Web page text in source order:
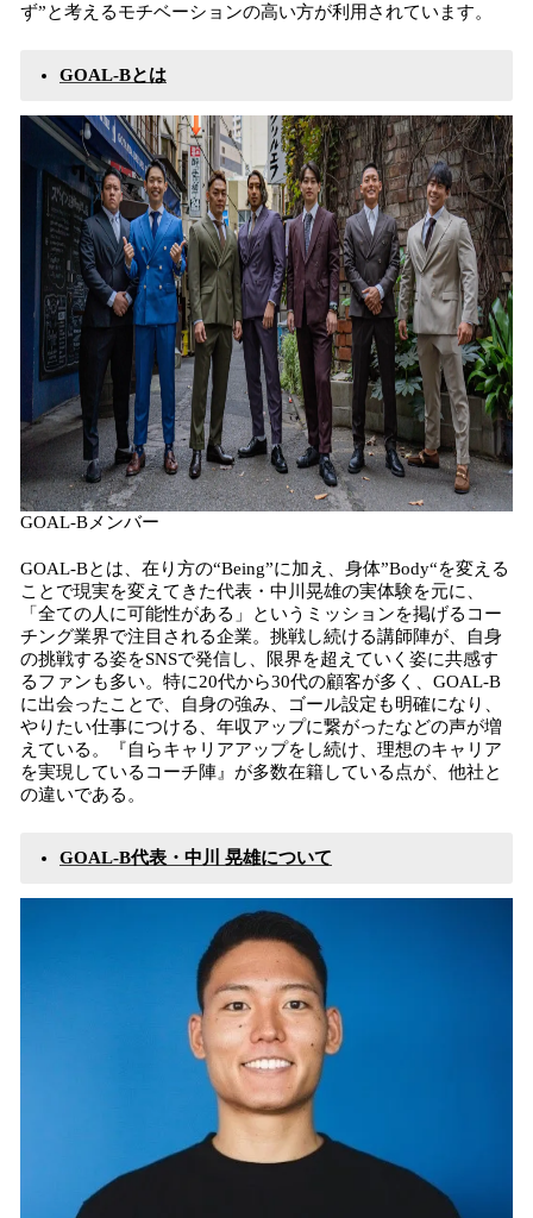
ず”と考えるモチベーションの高い方が利用されています。
GOAL-Bとは
GOAL-Bメンバー
GOAL-Bとは、在り方の“Being”に加え、身体”Body“を変える
ことで現実を変えてきた代表・中川晃雄の実体験を元に、
「全ての人に可能性がある」というミッションを掲げるコー
チング業界で注目される企業。挑戦し続ける講師陣が、自身
の挑戦する姿をSNSで発信し、限界を超えていく姿に共感す
るファンも多い。特に20代から30代の顧客が多く、GOAL-B
に出会ったことで、自身の強み、ゴール設定も明確になり、
やりたい仕事につける、年収アップに繋がったなどの声が増
えている。『自らキャリアアップをし続け、理想のキャリア
を実現しているコーチ陣』が多数在籍している点が、他社と
の違いである。
GOAL-B代表・中川 晃雄について